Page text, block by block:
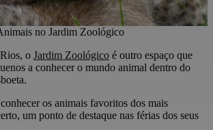
no Jardim Zoológico
o Jardim Zoológico é outro espaço que
a conhecer o mundo animal dentro do
os animais favoritos dos mais
um ponto de destaque nas férias dos seus